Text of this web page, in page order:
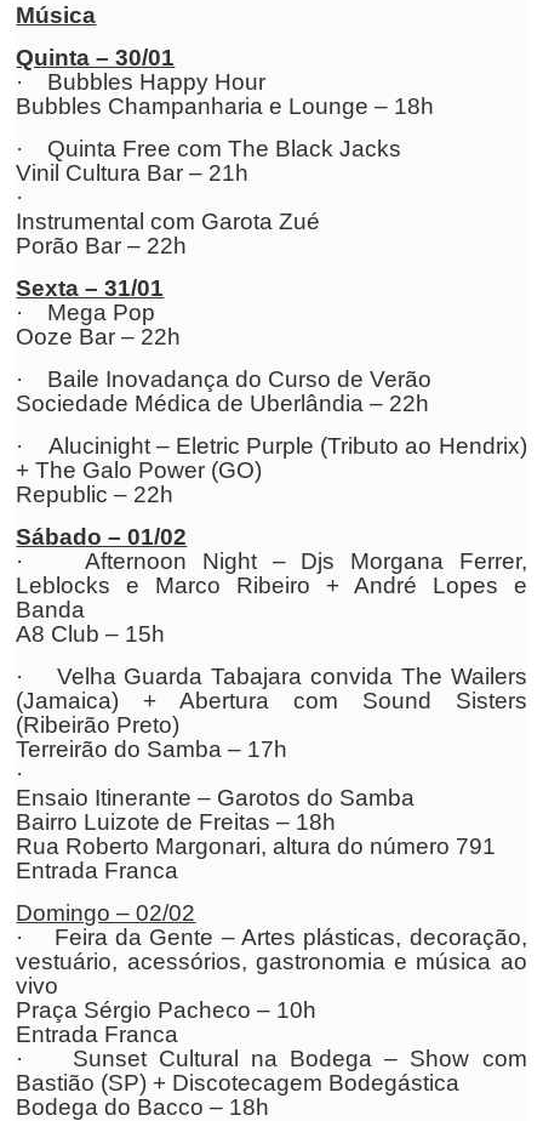
Música
Quinta – 30/01
· Bubbles Happy Hour
Bubbles Champanharia e Lounge – 18h
· Quinta Free com The Black Jacks
Vinil Cultura Bar – 21h
·
Instrumental com Garota Zué
Porão Bar – 22h
Sexta – 31/01
· Mega Pop
Ooze Bar – 22h
· Baile Inovadança do Curso de Verão
Sociedade Médica de Uberlândia – 22h
· Alucinight – Eletric Purple (Tributo ao Hendrix)
+ The Galo Power (GO)
Republic – 22h
Sábado – 01/02
· Afternoon Night – Djs Morgana Ferrer,
Leblocks e Marco Ribeiro + André Lopes e
Banda
A8 Club – 15h
· Velha Guarda Tabajara convida The Wailers
(Jamaica) + Abertura com Sound Sisters
(Ribeirão Preto)
Terreirão do Samba – 17h
·
Ensaio Itinerante – Garotos do Samba
Bairro Luizote de Freitas – 18h
Rua Roberto Margonari, altura do número 791
Entrada Franca
Domingo – 02/02
· Feira da Gente – Artes plásticas, decoração,
vestuário, acessórios, gastronomia e música ao
vivo
Praça Sérgio Pacheco – 10h
Entrada Franca
· Sunset Cultural na Bodega – Show com
Bastião (SP) + Discotecagem Bodegástica
Bodega do Bacco – 18h